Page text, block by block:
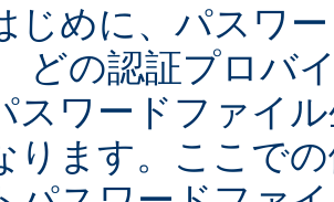
じめに、パスワ
どの認証プロバ
スワードファイ
ります。ここで